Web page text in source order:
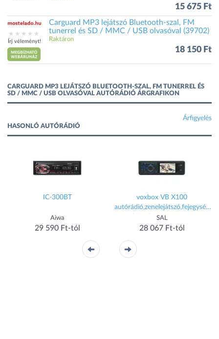
15 675 Ft
Írj véleményt!
Carguard MP3 lejátszó Bluetooth-szal, FM
tunerrel és SD / MMC / USB olvasóval (39702)
Raktáron
18 150 Ft
CARGUARD MP3 LEJÁTSZÓ BLUETOOTH-SZAL, FM TUNERREL ÉS
SD / MMC / USB OLVASÓVAL AUTÓRÁDIÓ ÁRGRAFIKON
Árfigyelés
HASONLÓ AUTÓRÁDIÓ
IC-300BT
Aiwa
29 590 Ft-tól
voxbox VB X100
autórádió,zenelejátszó,fejegység
multifunkciós 3.0"-os,LCD
kijelzővel - 00083696
SAL
28 067 Ft-tól